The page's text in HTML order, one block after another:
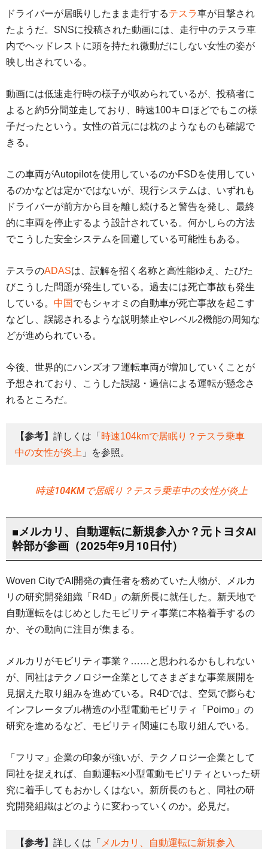
ドライバーが居眠りしたまま走行するテスラ車が目撃され
たようだ。SNSに投稿された動画には、走行中のテスラ車
内でヘッドレストに頭を持たれ微動だにしない女性の姿が
映し出されている。
動画には低速走行時の様子が収められているが、投稿者に
よると約5分間並走しており、時速100キロほどでもこの様
子だったという。女性の首元には枕のようなものも確認で
きる。
この車両がAutopilotを使用しているのかFSDを使用してい
るのかなどは定かではないが、現行システムは、いずれも
ドライバーが前方から目を離し続けると警告を発し、最終
的に車両を停止するよう設計されている。何かしらの方法
でこうした安全システムを回避している可能性もある。
テスラのADASは、誤解を招く名称と高性能ゆえ、たびた
びこうした問題が発生している。過去には死亡事故も発生
している。 中国 でもシャオミの自動車が死亡事故を起こす
などし、誤認されるような説明禁止やレベル2機能の周知な
どが進められている。
今後、世界的にハンズオフ運転車両が増加していくことが
予想されており、こうした誤認・過信による運転が懸念さ
れるところだ。
【参考】 詳しくは「 時速104kmで居眠り？テスラ乗車
中の女性が炎上 」を参照。
時速104KMで居眠り？テスラ乗車中の女性が炎上
■メルカリ、自動運転に新規参入か？元トヨタAI
幹部が参画（2025年9月10日付）
Woven CityでAI開発の責任者を務めていた人物が、メルカ
リの研究開発組織「R4D」の新所長に就任した。新天地で
自動運転をはじめとしたモビリティ事業に本格着手するの
か、その動向に注目が集まる。
メルカリがモビリティ事業？……と思われるかもしれない
が、同社はテクノロジー企業としてさまざまな事業展開を
見据えた取り組みを進めている。R4Dでは、空気で膨らむ
インフレータブル構造の小型電動モビリティ「Poimo」の
研究を進めるなど、モビリティ関連にも取り組んでいる。
「フリマ」企業の印象が強いが、テクノロジー企業として
同社を捉えれば、自動運転×小型電動モビリティといった研
究に着手してもおかしくはない。新所長のもと、同社の研
究開発組織はどのように変わっていくのか。必見だ。
【参考】 詳しくは「 メルカリ、自動運転に新規参入